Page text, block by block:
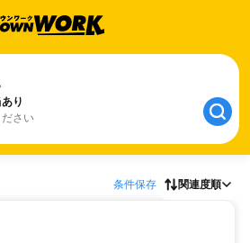
り
さい
条件保存 関連度順